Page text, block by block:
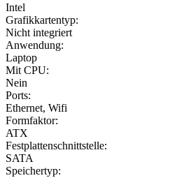
Intel
Grafikkartentyp:
Nicht integriert
Anwendung:
Laptop
Mit CPU:
Nein
Ports:
Ethernet, Wifi
Formfaktor:
ATX
Festplattenschnittstelle:
SATA
Speichertyp: